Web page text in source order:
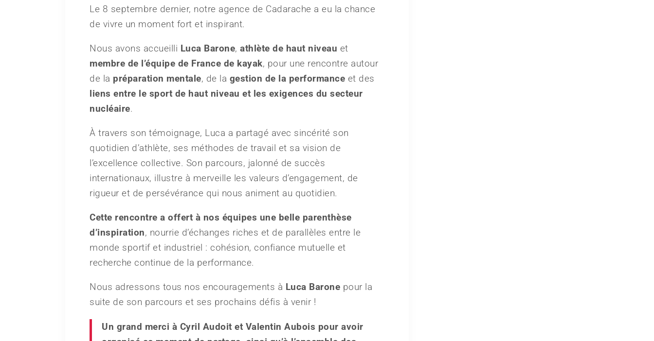
Le 8 septembre dernier, notre agence de Cadarache a eu la chance
de vivre un moment fort et inspirant.
Nous avons accueilli Luca Barone,athlète de haut niveau et
membre de l’équipe de France de kayak, pour une rencontre autour
de la préparation mentale, de la gestion de la performance et des
liens entre le sport de haut niveau et les exigences du secteur
nucléaire.
À travers son témoignage, Luca a partagé avec sincérité son
quotidien d’athlète, ses méthodes de travail et sa vision de
l’excellence collective. Son parcours, jalonné de succès
internationaux, illustre à merveille les valeurs d’engagement, de
rigueur et de persévérance qui nous animent au quotidien.
Cette rencontre a offert à nos équipes une belle parenthèse
d’inspiration, nourrie d’échanges riches et de parallèles entre le
monde sportif et industriel : cohésion, confiance mutuelle et
recherche continue de la performance.
Nous adressons tous nos encouragements à Luca Barone pour la
suite de son parcours et ses prochains défis à venir !
Un grand merci à Cyril Audoit et Valentin Aubois pour avoir